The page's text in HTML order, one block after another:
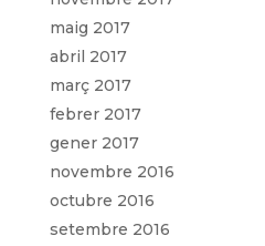
maig 2017
abril 2017
març 2017
febrer 2017
gener 2017
novembre 2016
octubre 2016
setembre 2016